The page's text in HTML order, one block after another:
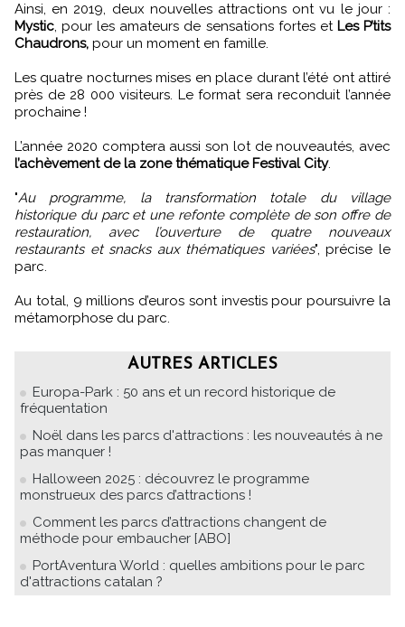
Ainsi, en 2019, deux nouvelles attractions ont vu le jour :
Mystic, pour les amateurs de sensations fortes et Les P’tits
Chaudrons, pour un moment en famille.
Les quatre nocturnes mises en place durant l’été ont attiré
près de 28 000 visiteurs. Le format sera reconduit l’année
prochaine !
L’année 2020 comptera aussi son lot de nouveautés, avec
l’achèvement de la zone thématique Festival City.
"Au programme, la transformation totale du village
historique du parc et une refonte complète de son offre de
restauration, avec l’ouverture de quatre nouveaux
restaurants et snacks aux thématiques variées", précise le
parc.
Au total, 9 millions d’euros sont investis pour poursuivre la
métamorphose du parc.
AUTRES ARTICLES
Europa-Park : 50 ans et un record historique de
fréquentation
Noël dans les parcs d'attractions : les nouveautés à ne
pas manquer !
Halloween 2025 : découvrez le programme
monstrueux des parcs d’attractions !
Comment les parcs d’attractions changent de
méthode pour embaucher [ABO]
PortAventura World : quelles ambitions pour le parc
d'attractions catalan ?